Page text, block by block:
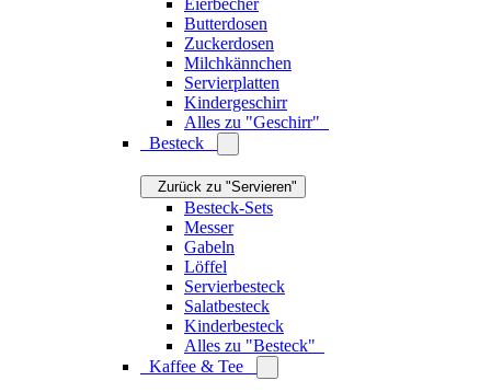
Zurück zu "Servieren"
Teekannen
Stövchen
Kaffeebereiter
Milchkännchen
Thermoskannen
Thermobecher
Alles zu "Kaffee & Tee"
Zurück zu "Servieren"
Tischsets
Tischdecken
Tischläufer
Serviettenhalter
Serviettenringe
Servietten
Alles zu "Tischtextilien"
To-go